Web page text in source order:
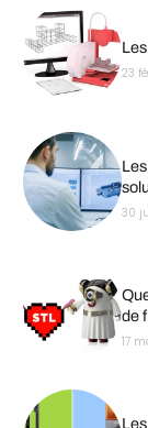
23
30
de
17